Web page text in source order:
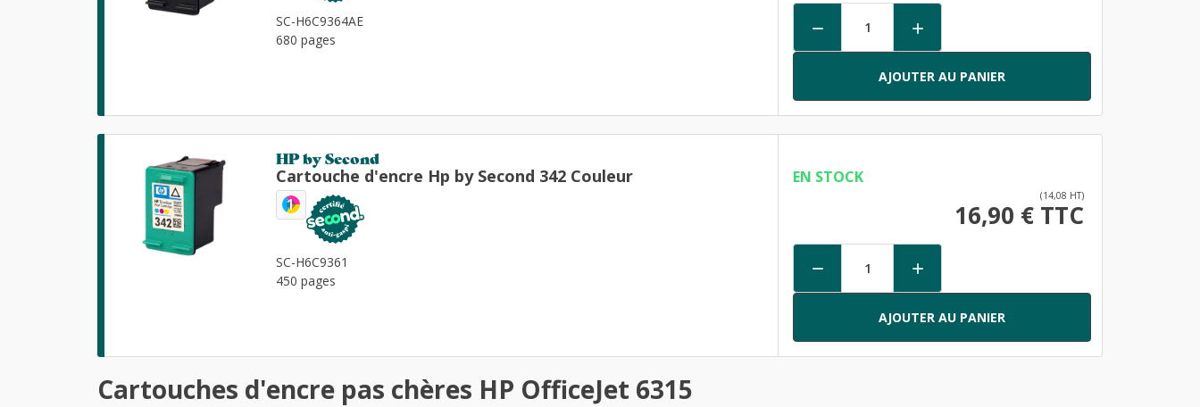
SC-H6C9364AE
680 pages
 
AJOUTER AU PANIER
HP by Second
Cartouche d'encre Hp by Second 342 Couleur
1
SC-H6C9361
450 pages
EN STOCK
(14,08 HT)
16,90 € TTC
 
AJOUTER AU PANIER
Cartouches d'encre pas chères HP OfficeJet 6315